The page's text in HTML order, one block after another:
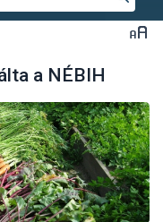
a NÉBIH